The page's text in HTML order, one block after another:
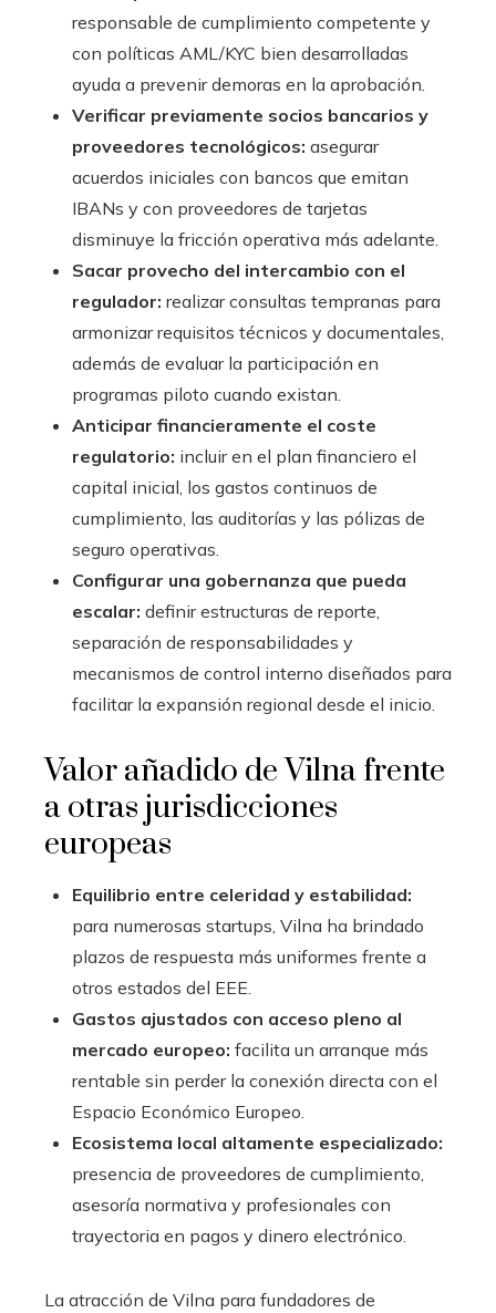
responsable de cumplimiento competente y
con políticas AML/KYC bien desarrolladas
ayuda a prevenir demoras en la aprobación.
Verificar previamente socios bancarios y
proveedores tecnológicos: asegurar
acuerdos iniciales con bancos que emitan
IBANs y con proveedores de tarjetas
disminuye la fricción operativa más adelante.
Sacar provecho del intercambio con el
regulador: realizar consultas tempranas para
armonizar requisitos técnicos y documentales,
además de evaluar la participación en
programas piloto cuando existan.
Anticipar financieramente el coste
regulatorio: incluir en el plan financiero el
capital inicial, los gastos continuos de
cumplimiento, las auditorías y las pólizas de
seguro operativas.
Configurar una gobernanza que pueda
escalar: definir estructuras de reporte,
separación de responsabilidades y
mecanismos de control interno diseñados para
facilitar la expansión regional desde el inicio.
Valor añadido de Vilna frente
a otras jurisdicciones
europeas
Equilibrio entre celeridad y estabilidad:
para numerosas startups, Vilna ha brindado
plazos de respuesta más uniformes frente a
otros estados del EEE.
Gastos ajustados con acceso pleno al
mercado europeo: facilita un arranque más
rentable sin perder la conexión directa con el
Espacio Económico Europeo.
Ecosistema local altamente especializado:
presencia de proveedores de cumplimiento,
asesoría normativa y profesionales con
trayectoria en pagos y dinero electrónico.
La atracción de Vilna para fundadores de